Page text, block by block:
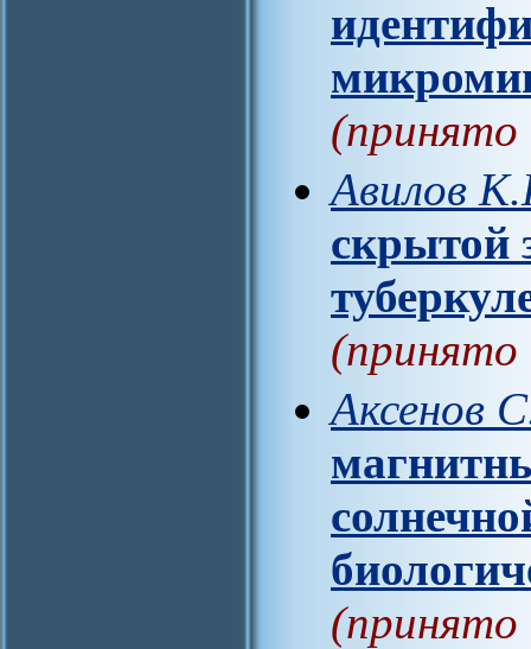
(принято
Авилов
скрытой
(принято
Аксенов
(принято